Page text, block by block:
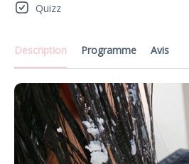
Description Programme Avis
Quizz